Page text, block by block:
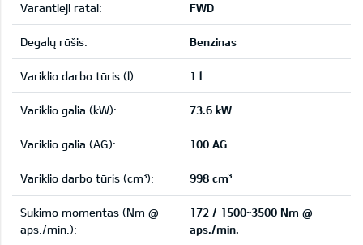
Varantieji ratai: FWD
Degalų rūšis: Benzinas
Variklio darbo tūris (l): 1 l
Variklio galia (kW): 73.6 kW
Variklio galia (AG): 100 AG
Variklio darbo tūris (cm³): 998 cm³
Sukimo momentas (Nm @
aps./min.):
172 / 1500~3500 Nm @
aps./min.